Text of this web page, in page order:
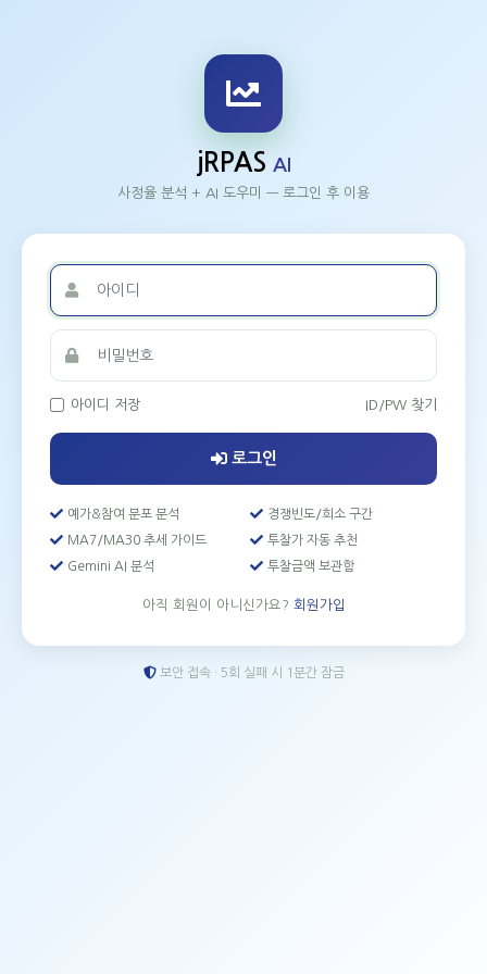
jRPASAI
사정율 분석 + AI 도우미 — 로그인 후 이용
아이디 저장 ID/PW 찾기
로그인
예가&참여 분포 분석
경쟁빈도/희소 구간
MA7/MA30 추세 가이드
투찰가 자동 추천
Gemini AI 분석
투찰금액 보관함
아직 회원이 아니신가요? 회원가입
보안 접속 · 5회 실패 시 1분간 잠금